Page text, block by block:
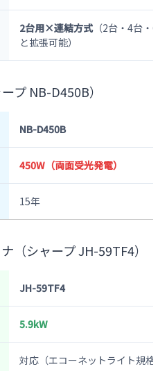
2台用×連結方式（2台・4台・6
と拡張可能）
プ NB-D450B）
NB-D450B
450W（両面受光発電）
15年
（シャープ JH-59TF4）
JH-59TF4
5.9kW
対応（エコーネットライト規格）